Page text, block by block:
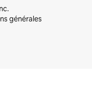
générales